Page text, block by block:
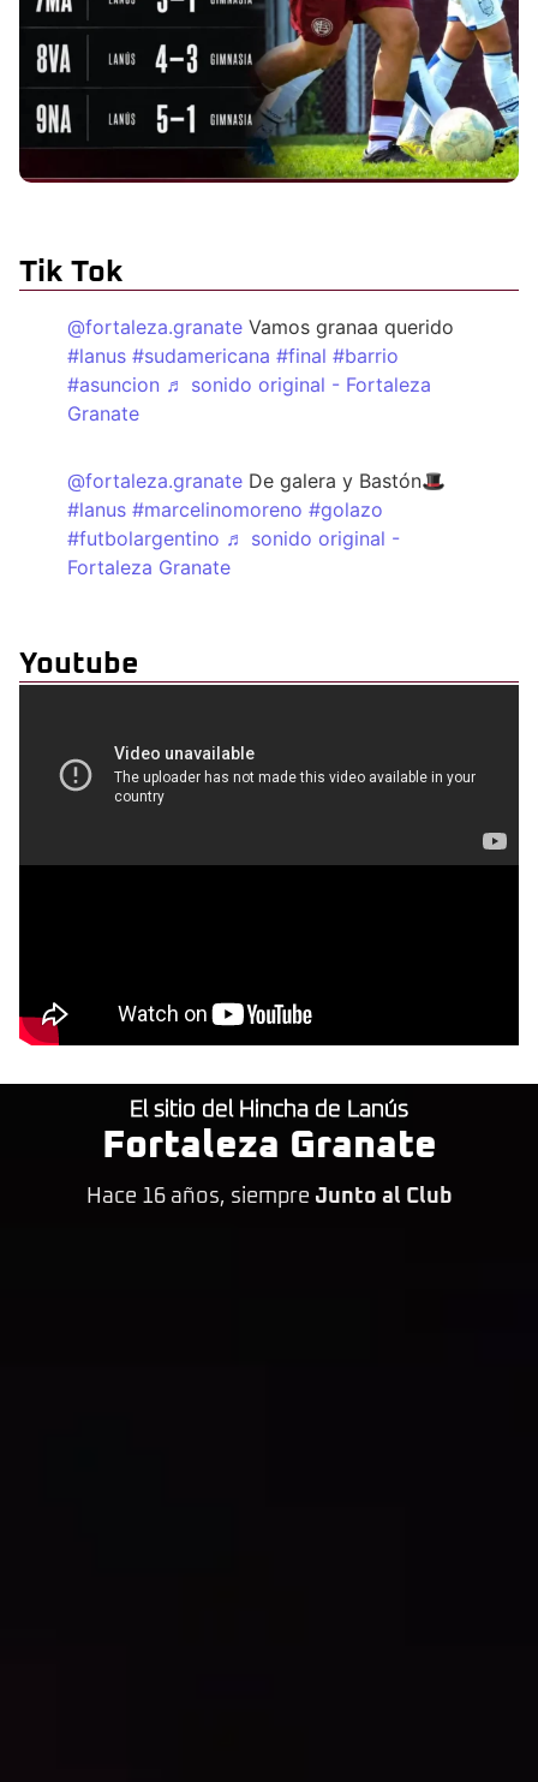
Tik Tok
@fortaleza.granate Vamos granaa querido
#lanus #sudamericana #final #barrio
#asuncion ♬ sonido original - Fortaleza
Granate
@fortaleza.granate De galera y Bastón🎩
#lanus #marcelinomoreno #golazo
#futbolargentino ♬ sonido original -
Fortaleza Granate
Youtube
El sitio del Hincha de Lanús
Fortaleza Granate
Hace 16 años, siempre Junto al Club